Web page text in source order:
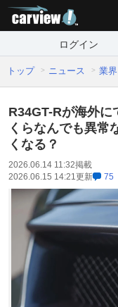
ログイン
トップ ニュース 業
R34GT-Rが海外
くらなんでも異
くなる？
2026.06.14 11:32掲載
2026.06.15 14:21更新 75